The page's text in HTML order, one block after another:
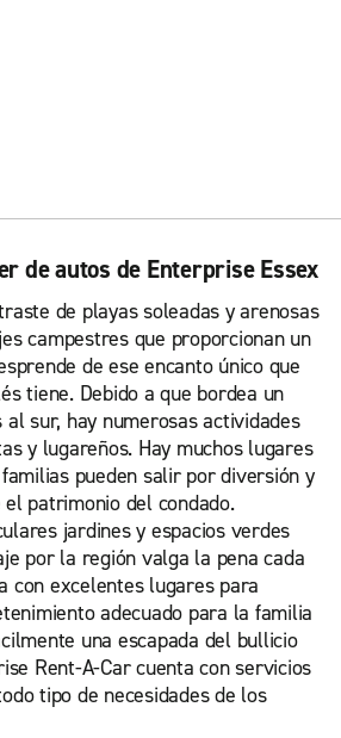
de autos de Enterprise Essex
de playas soleadas y arenosas
campestres que proporcionan un
de ese encanto único que
tiene. Debido a que bordea un
sur, hay numerosas actividades
y lugareños. Hay muchos lugares
pueden salir por diversión y
patrimonio del condado.
jardines y espacios verdes
por la región valga la pena cada
con excelentes lugares para
adecuado para la familia
una escapada del bullicio
Rent-A-Car cuenta con servicios
tipo de necesidades de los